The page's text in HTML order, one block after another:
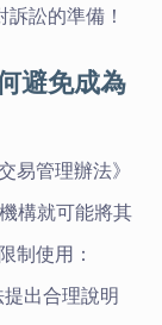
訴訟的準備！
避免成為
易管理辦法》
構就可能將其
制使用：
出合理說明